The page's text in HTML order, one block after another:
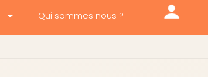
Qui sommes nous ?